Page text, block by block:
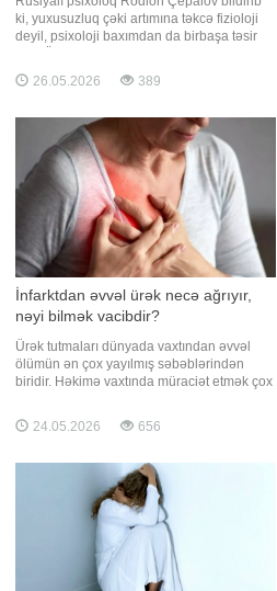
ki, yuxusuzluq çəki artımına təkcə fizioloji
deyil, psixoloji baxımdan da birbaşa təsir
açıqlamasında qeyd edib ki, insan az
yatanda beyin ətraf mühiti daha stresli və
26.05.2026 389
İnfarktdan əvvəl ürək necə ağrıyır,
nəyi bilmək vacibdir?
Ürək tutmaları dünyada vaxtından əvvəl
ölümün ən çox yayılmış səbəblərindən
biridir. Həkimə vaxtında müraciət etmək çox
mediaya istinadən xəbərinə görə, həkimlər
müntəzəm olaraq ürək sağlamlığınıza qayğı
balanslı qidalanma
24.05.2026 656